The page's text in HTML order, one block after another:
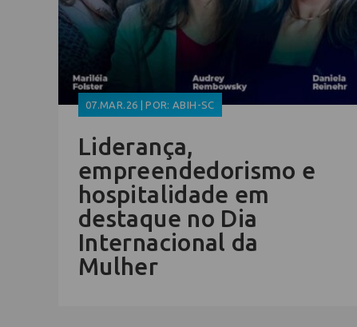
07.MAR.26 | POR: ABIH-SC
Liderança,
empreendedorismo e
hospitalidade em
destaque no Dia
Internacional da
Mulher